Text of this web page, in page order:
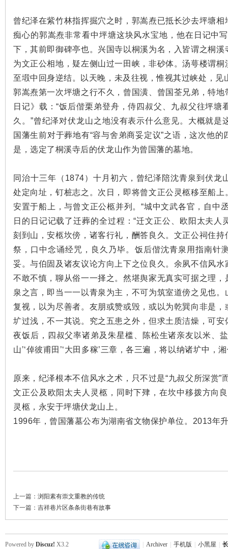
曾纪泽在紫竹林指挥掘穴之时，郭嵩焘已抵长沙去坪塘
痴心的郭嵩焘非常看中坪塘这块风水宝地，他在日记中
下，其前即御碑亭也。兴国寺以桐溪为名，入皆谓之桐
为文正公相地，疑左侧山过一田峡，非砂体。汤萼楼谓
至塅中回身逆结。以天晚，未及往视，惟视其过峡处，见
郭嵩焘第一次坪塘之行不久，曾国潢、曾国荃兄弟，特
日记》载：“饭后偕栗弟登舟，侍四叔父、九叔父往坪
久。”曾纪泽对伏龙山之地没有表示什么意见。大概就
国藩生前对于葬地有“容与舍弟商妥定议”之语，这次他
是，选定了桐溪寺后的伏龙山作为曾国藩的墓地。
同治十三年（1874）十月初六，曾纪泽陪沈青泉到伏龙
处定向址，钉桩志之。次日，即将曾文正公灵柩移至船
安置于船上，与曾文正公柩并列。“城中文武各官，自中
日的日记记载了迁葬的全过程：“迁文正公、欧阳太夫
刻到山，安柩坎傍，诸客行礼，酬答良久。文正公祠住
祭，口中念诵经咒，良久乃毕。饭后偕沈青泉用指南针
妥。与伯固及诸友议论方向上下之位良久。余夙不信风
不敢不慎，聊从俗一一择之。然堪舆家无真实可据之理
泉之言，即当一一以青泉为主，不可为筑室道傍之见也
复视，以为尽善者。友朋或赞或毁，或以为乾巽向非是
圹过浅，不一其说。究之五患之外，但求土质洁燥，可
夜饭后，四叔父率诸弟及朱星槛、陈松生诸亲友以米、
山’‘倬彼甫田’‘大田多稼’三章，各三遍，将以纳诸圹中，
原来，纪泽根本不信风水之术，只不过是“九叔父所深赏”
文正公及欧阳太夫人灵柩，同时下肂，在坎中移拨方向
灵柩，永安于坪塘伏龙山上。
1996年，曾国藩墓公布为湖南省文物保护单位。2013年
上一篇： 浏阳素有崇文重教的传统
下一篇： 吉祥巷片区条条街巷有故事
Archiver 手机版 小黑屋
Powered by Discuz! X3.2